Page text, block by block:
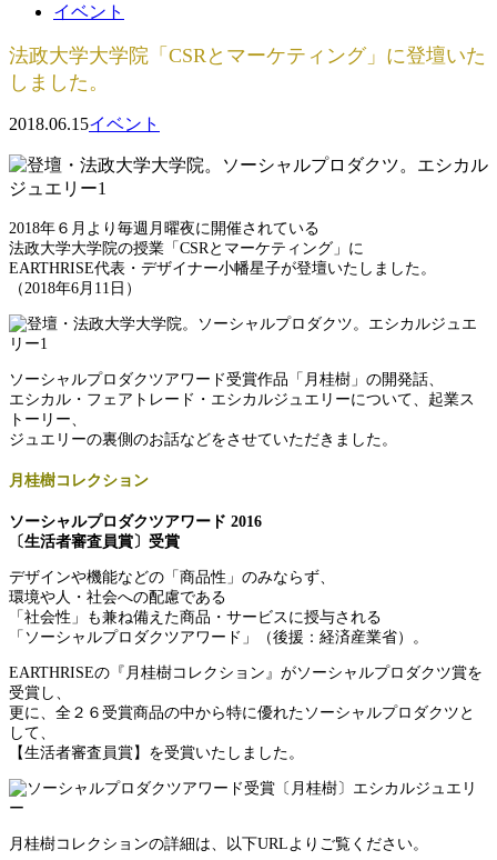
イベント
法政大学大学院「CSRとマーケティング」に登壇いた
しました。
2018.06.15イベント
2018年６月より毎週月曜夜に開催されている
法政大学大学院の授業「CSRとマーケティング」に
EARTHRISE代表・デザイナー小幡星子が登壇いたしました。
（2018年6月11日）
ソーシャルプロダクツアワード受賞作品「月桂樹」の開発話、
エシカル・フェアトレード・エシカルジュエリーについて、起業ス
トーリー、
ジュエリーの裏側のお話などをさせていただきました。
月桂樹コレクション
ソーシャルプロダクツアワード 2016
〔生活者審査員賞〕受賞
デザインや機能などの「商品性」のみならず、
環境や人・社会への配慮である
「社会性」も兼ね備えた商品・サービスに授与される
「ソーシャルプロダクツアワード」（後援：経済産業省）。
EARTHRISEの『月桂樹コレクション』がソーシャルプロダクツ賞を
受賞し、
更に、全２６受賞商品の中から特に優れたソーシャルプロダクツと
して、
【生活者審査員賞】を受賞いたしました。
月桂樹コレクションの詳細は、以下URLよりご覧ください。